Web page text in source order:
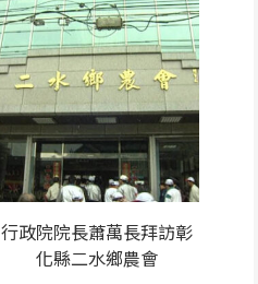
行政院院長蕭萬長拜訪彰
化縣二水鄉農會